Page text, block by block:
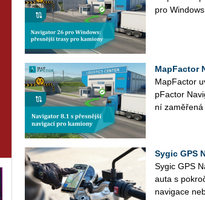
pro
MapFactor
Ma­p­Fac­tor
p­Fac­tor
ní za­mě­ře­ná
Sygic GPS
Sygic GPS
auta s
na­vi­ga­ce